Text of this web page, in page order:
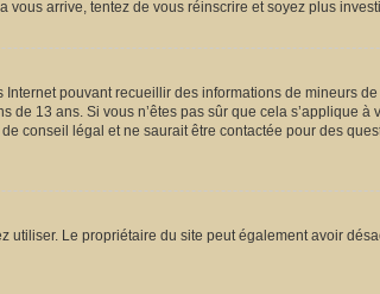
arrive, tentez de vous réinscrire et soyez plus
pouvant recueillir des informations de mineurs
13 ans. Si vous n’êtes pas sûr que cela s’applique
conseil légal et ne saurait être contactée pour des
Le propriétaire du site peut également avoir